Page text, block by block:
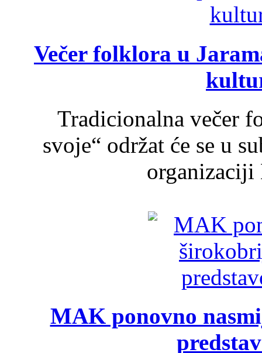
Večer folklora u
Tradicionalna večer
svoje“ održat će se u
organizaciji
MAK ponovno